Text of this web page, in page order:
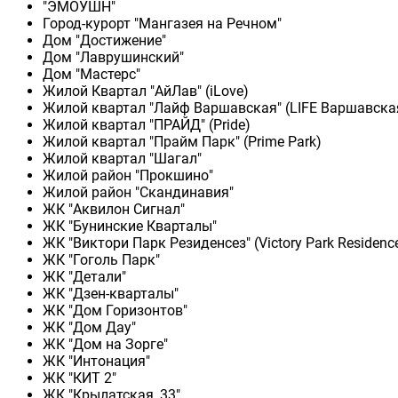
"ЭМОУШН"
Город-курорт "Мангазея на Речном"
Дом "Достижение"
Дом "Лаврушинский"
Дом "Мастерс"
Жилой Квартал "АйЛав" (iLove)
Жилой квартал "Лайф Варшавская" (LIFE
Жилой квартал "ПРАЙД" (Pride)
Жилой квартал "Прайм Парк" (Prime Park)
Жилой квартал "Шагал"
Жилой район "Прокшино"
Жилой район "Скандинавия"
ЖК "Аквилон Сигнал"
ЖК "Бунинские Кварталы"
ЖК "Виктори Парк Резиденсез" (Victory Park
ЖК "Гоголь Парк"
ЖК "Детали"
ЖК "Дзен-кварталы"
ЖК "Дом Горизонтов"
ЖК "Дом Дау"
ЖК "Дом на Зорге"
ЖК "Интонация"
ЖК "КИТ 2"